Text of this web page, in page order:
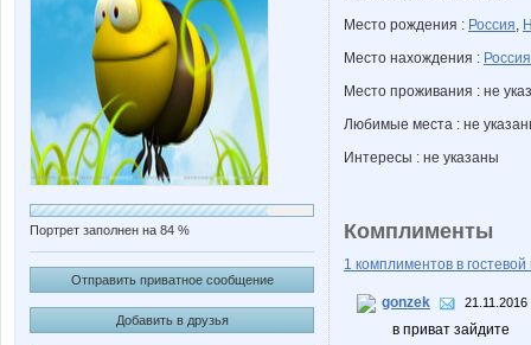
Портрет заполнен на 84 %
Отправить приватное сообщение
Добавить в друзья
Место рождения : Россия,
Место нахождения : Россия
Место проживания : не
Любимые места : не
Интересы : не указаны
Комплименты
1 комплиментов в гостевой
gonzek 21.11.2016
в приват зайдите